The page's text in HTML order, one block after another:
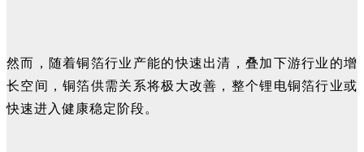
然而，随着铜箔行业产能的快速出清，叠加下游行业的增
长空间，铜箔供需关系将极大改善，整个锂电铜箔行业或
快速进入健康稳定阶段。